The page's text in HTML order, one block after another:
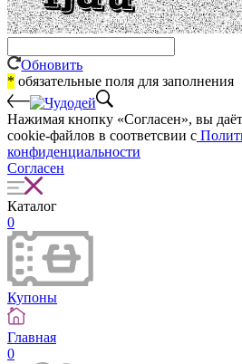
Обновить
* обязательные поля для заполнения
Нажимая кнопку «Согласен», вы
cookie-файлов в соответсвии с
конфиденциальности
Согласен
Каталог
0
Купоны
Главная
0